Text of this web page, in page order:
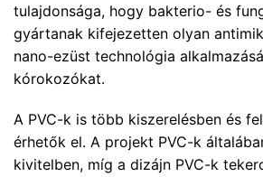
tulajdonsága, hogy bakterio- és
gyártanak kifejezetten olyan
nano-ezüst technológia
kórokozókat.
A PVC-k is több kiszerelésben és
érhetők el. A projekt PVC-k
kivitelben, míg a dizájn PVC-k